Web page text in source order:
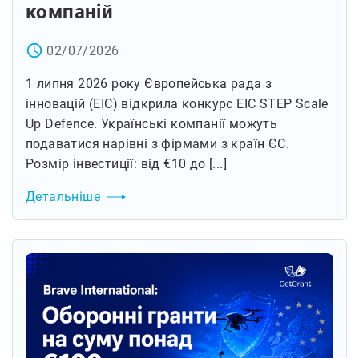
компаній
access_time 02/07/2026
1 липня 2026 року Європейська рада з
інновацій (EIC) відкрила конкурс EIC STEP Scale
Up Defence. Українські компанії можуть
подаватися нарівні з фірмами з країн ЄС.
Розмір інвестиції: від €10 до [...]
Детальніше